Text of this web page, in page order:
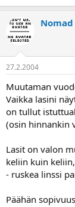
Nomad
27.2.2004
Muutaman
Vaikka lasini
on tullut
(osin hinnankin
Lasit on valon
keliin kuin
- ruskea linssi
Päähän